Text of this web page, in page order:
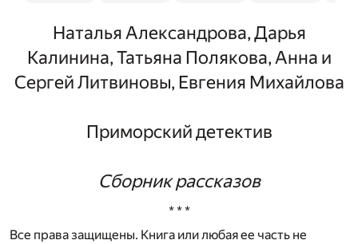
Наталья Александрова, Дарья
Калинина, Татьяна Полякова, Анна и
Сергей Литвиновы, Евгения Михайлова
Приморский детектив
Сборник рассказов
* * *
Все права защищены. Книга или любая ее часть не